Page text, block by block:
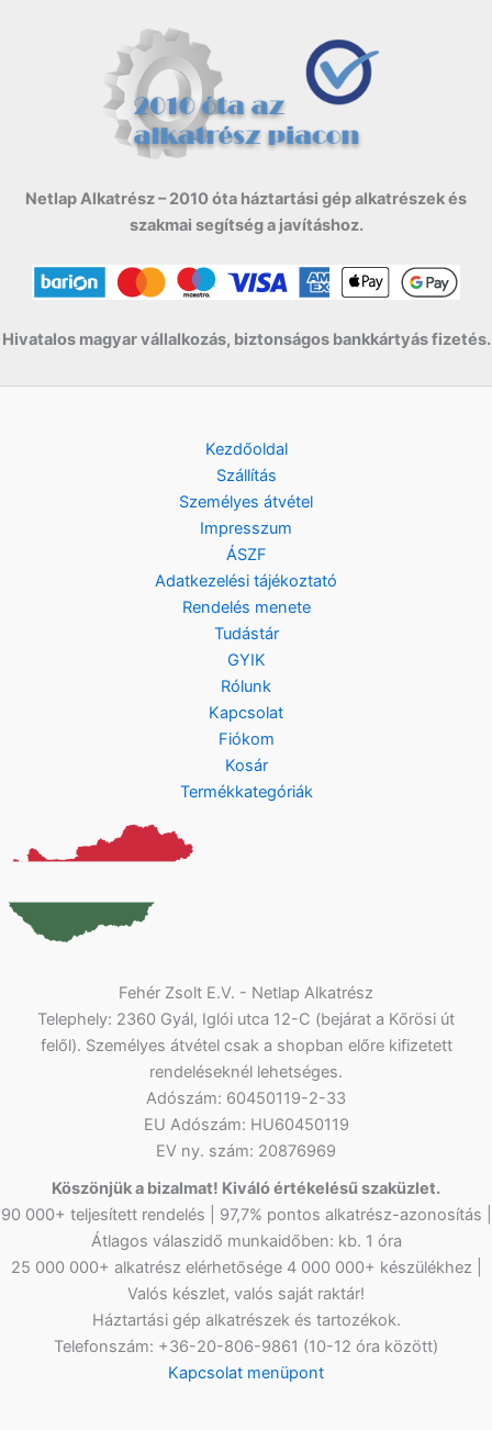
Netlap Alkatrész – 2010 óta háztartási gép alkatrészek és
szakmai segítség a javításhoz.
Hivatalos magyar vállalkozás, biztonságos bankkártyás fizetés.
Kezdőoldal
Szállítás
Személyes átvétel
Impresszum
ÁSZF
Adatkezelési tájékoztató
Rendelés menete
Tudástár
GYIK
Rólunk
Kapcsolat
Fiókom
Kosár
Termékkategóriák
Fehér Zsolt E.V. - Netlap Alkatrész
Telephely: 2360 Gyál, Iglói utca 12-C (bejárat a Kőrösi út
felől). Személyes átvétel csak a shopban előre kifizetett
rendeléseknél lehetséges.
Adószám: 60450119-2-33
EU Adószám: HU60450119
EV ny. szám: 20876969
Köszönjük a bizalmat! Kiváló értékelésű szaküzlet.
90 000+ teljesített rendelés | 97,7% pontos alkatrész-azonosítás |
Átlagos válaszidő munkaidőben: kb. 1 óra
25 000 000+ alkatrész elérhetősége 4 000 000+ készülékhez |
Valós készlet, valós saját raktár!
Háztartási gép alkatrészek és tartozékok.
Telefonszám: +36-20-806-9861 (10-12 óra között)
Kapcsolat menüpont